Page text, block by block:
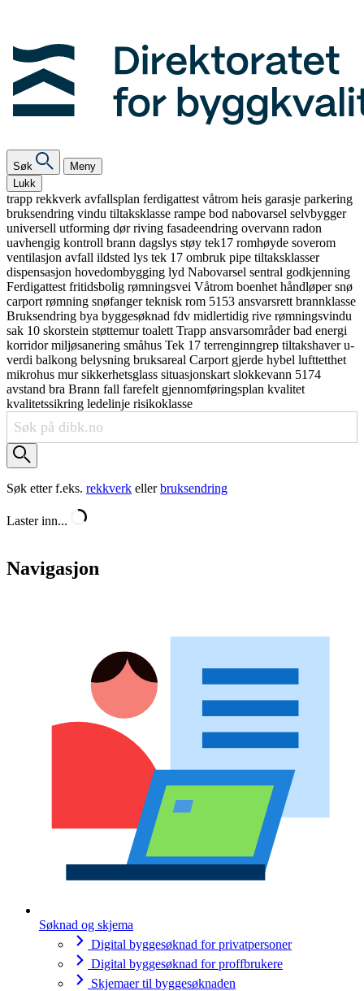
Søk
Meny
Lukk
trapp rekkverk avfallsplan ferdigattest våtrom heis garasje parkering
bruksendring vindu tiltaksklasse rampe bod nabovarsel selvbygger
universell utforming dørriving fasadeendring overvann radon
uavhengig kontroll brann dagslys støy tek17 romhøyde soverom
ventilasjon avfall ildsted lys tek 17 ombruk pipe tiltaksklasser
dispensasjon hovedombygging lyd Nabovarsel sentral godkjenning
Ferdigattest fritidsbolig rømningsvei Våtrom boenhet håndløpersnø
carport rømning snøfangerteknisk rom 5153 ansvarsrett brannklasse
Bruksendring bya byggesøknad fdv midlertidig rive rømningsvindu
sak 10 skorstein støttemurtoalett Trapp ansvarsområderbad energi
korridormiljøsanering småhus Tek 17 terrenginngrep tiltakshaveru-
verdi balkong belysning bruksareal Carport gjerde hybel lufttetthet
mikrohus mursikkerhetsglass situasjonskart slokkevann 5174
avstand bra Brann fall farefelt gjennomføringsplan kvalitet
kvalitetssikring ledelinje risikoklasse
Søk etter f.eks. rekkverk ellerbruksendring
Laster inn...
Navigasjon
Søknad og skjema
Digital byggesøknad for privatpersoner
Digital byggesøknad for proffbrukere
Skjemaer til byggesøknaden